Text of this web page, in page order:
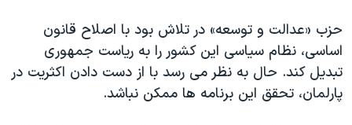
حزب «عدالت و توسعه» در تلاش بود با اصلاح قانون
اساسی، نظام سیاسی این کشور را به ریاست جمهوری
تبدیل کند. حال به نظر می رسد با از دست دادن اکثریت در
پارلمان، تحقق این برنامه ها ممکن نباشد.